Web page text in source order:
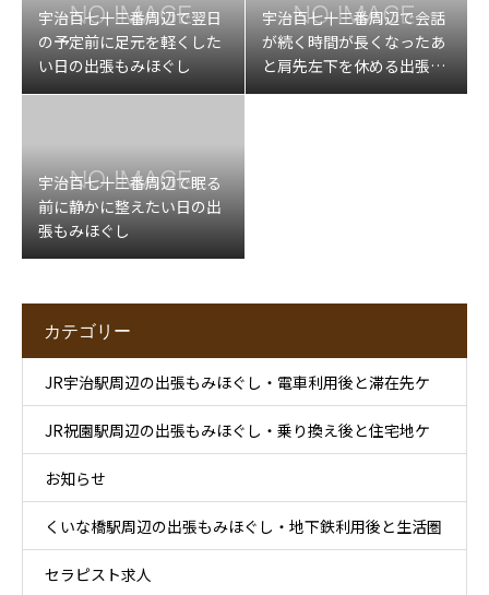
宇治百七十三番周辺で翌日
の予定前に足元を軽くした
い日の出張もみほぐし
宇治百七十三番周辺で会話
が続く時間が長くなったあ
と肩先左下を休める出張マ
ッサージ
宇治百七十三番周辺で眠る
前に静かに整えたい日の出
張もみほぐし
カテゴリー
JR宇治駅周辺の出張もみほぐし・電車利用後と滞在先ケ
ア
JR祝園駅周辺の出張もみほぐし・乗り換え後と住宅地ケ
ア
お知らせ
くいな橋駅周辺の出張もみほぐし・地下鉄利用後と生活圏
ケア
セラピスト求人